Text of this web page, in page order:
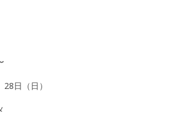
日（日）